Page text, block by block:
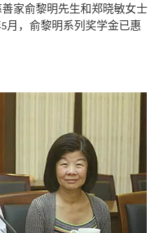
家俞黎明先生和郑晓敏女士
月，俞黎明系列奖学金已惠